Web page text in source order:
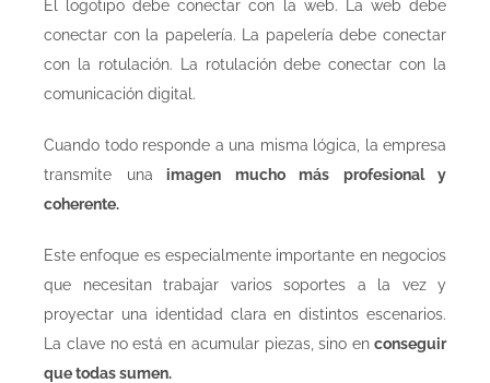
El logotipo debe conectar con la web. La web debe
conectar con la papelería. La papelería debe conectar
con la rotulación. La rotulación debe conectar con la
comunicación digital.
Cuando todo responde a una misma lógica, la empresa
transmite una imagen mucho más profesional y
coherente.
Este enfoque es especialmente importante en negocios
que necesitan trabajar varios soportes a la vez y
proyectar una identidad clara en distintos escenarios.
La clave no está en acumular piezas, sino en conseguir
que todas sumen.